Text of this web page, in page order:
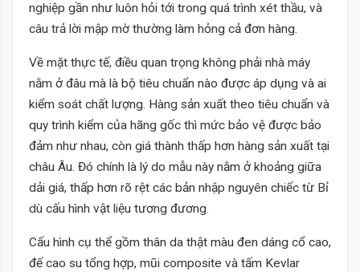
nghiệp gần như luôn hỏi tới trong quá trình xét thầu, và
câu trả lời mập mờ thường làm hỏng cả đơn hàng.
Về mặt thực tế, điều quan trọng không phải nhà máy
nằm ở đâu mà là bộ tiêu chuẩn nào được áp dụng và ai
kiểm soát chất lượng. Hàng sản xuất theo tiêu chuẩn và
quy trình kiểm của hãng gốc thì mức bảo vệ được bảo
đảm như nhau, còn giá thành thấp hơn hàng sản xuất tại
châu Âu. Đó chính là lý do mẫu này nằm ở khoảng giữa
dải giá, thấp hơn rõ rệt các bản nhập nguyên chiếc từ Bỉ
dù cấu hình vật liệu tương đương.
Cấu hình cụ thể gồm thân da thật màu đen dáng cổ cao,
đế cao su tổng hợp, mũi composite và tấm Kevlar